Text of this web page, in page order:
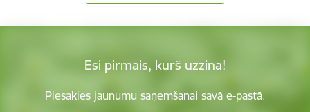
Esi pirmais, kurš uzzina!
Piesakies jaunumu saņemšanai savā e-pastā.